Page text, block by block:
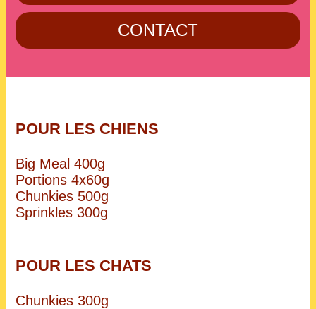
CONTACT
POUR LES CHIENS
Big Meal 400g
Portions 4x60g
Chunkies 500g
Sprinkles 300g
POUR LES CHATS
Chunkies 300g